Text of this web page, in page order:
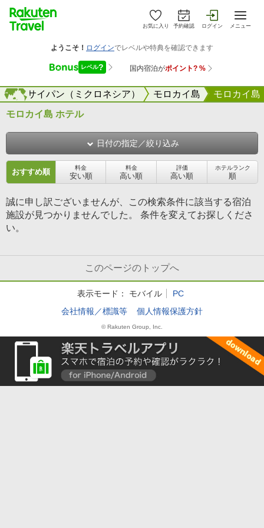
お気に入り 予約確認 ログイン メニュー
ム・サイパン（ミクロネシア） モロカイ島 モロカイ島
海外
モロカイ島 ホテル
日付の指定／絞り込み
おすすめ順 料金
安い順
料金
高い順
評価
高い順
ホテルランク
順
誠に申し訳ございませんが、この検索条件に該当する宿泊
施設が見つかりませんでした。 条件を変えてお探しくださ
い。
このページのトップへ
表示モード： モバイル
PC
会社情報／標識等
個人情報保護方針
© Rakuten Group, Inc.